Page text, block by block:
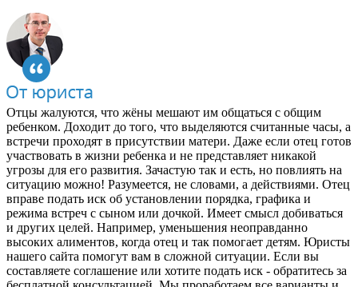
Отцы жалуются, что жёны мешают им общаться с общим
ребенком. Доходит до того, что выделяются считанные часы, а
встречи проходят в присутствии матери. Даже если отец готов
участвовать в жизни ребенка и не представляет никакой
угрозы для его развития. Зачастую так и есть, но повлиять на
ситуацию можно! Разумеется, не словами, а действиями. Отец
вправе подать иск об установлении порядка, графика и
режима встреч с сыном или дочкой. Имеет смысл добиваться
и других целей. Например, уменьшения неоправданно
высоких алиментов, когда отец и так помогает детям. Юристы
нашего сайта помогут вам в сложной ситуации. Если вы
составляете соглашение или хотите подать иск - обратитесь за